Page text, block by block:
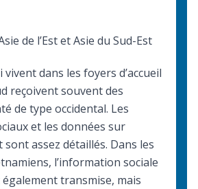
de l’Est et Asie du Sud-Est
dans les foyers d’accueil
reçoivent souvent des
de type occidental. Les
et les données sur
sont assez détaillés. Dans les
l’information sociale
transmise, mais